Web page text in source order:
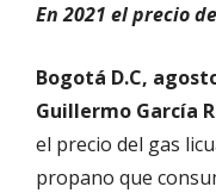
En 2021 el precio
Bogotá D.C,
Guillermo García
el precio del gas
propano que